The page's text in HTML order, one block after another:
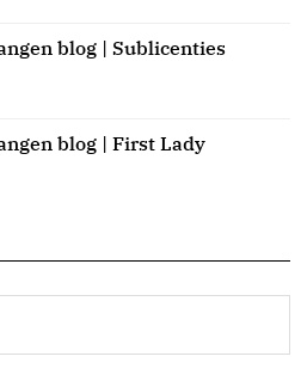
blog | Sublicenties
blog | First Lady